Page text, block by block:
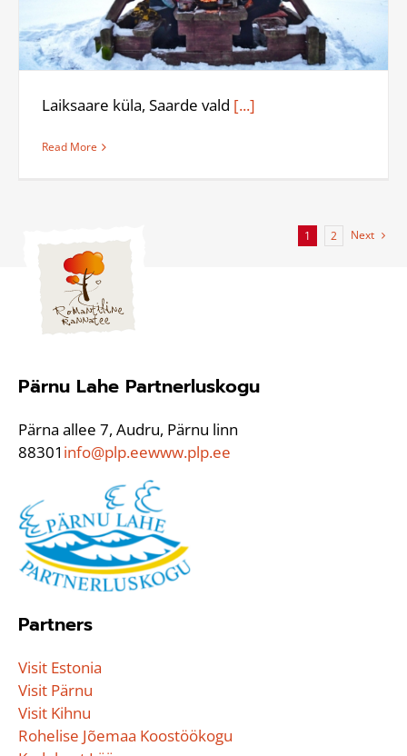
Laiksaare küla, Saarde vald [...]
Read More
1 2 Next
Pärnu Lahe Partnerluskogu
Pärna allee 7, Audru, Pärnu linn
88301 info@plp.eewww.plp.ee
Partners
Visit Estonia
Visit Pärnu
Visit Kihnu
Rohelise Jõemaa Koostöökogu